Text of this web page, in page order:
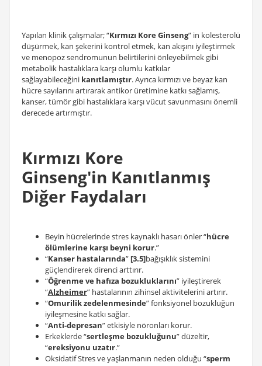
Yapılan klinik çalışmalar; “Kırmızı Kore Ginseng” in kolesterolü
düşürmek, kan şekerini kontrol etmek, kan akışını iyileştirmek
ve menopoz sendromunun belirtilerini önleyebilmek gibi
metabolik hastalıklara karşı olumlu katkılar
sağlayabileceğini kanıtlamıştır. Ayrıca kırmızı ve beyaz kan
hücre sayılarını artırarak antikor üretimine katkı sağlamış,
kanser, tümör gibi hastalıklara karşı vücut savunmasını önemli
derecede artırmıştır.
Kırmızı Kore
Ginseng'in Kanıtlanmış
Diğer Faydaları
Beyin hücrelerinde stres kaynaklı hasarı önler “hücre
ölümlerine karşı beyni korur.”
“Kanser hastalarında” [3.5]bağışıklık sistemini
güçlendirerek direnci arttırır.
“Öğrenme ve hafıza bozukluklarını” iyileştirerek
“Alzheimer” hastalarının zihinsel aktivitelerini artırır.
“Omurilik zedelenmesinde” fonksiyonel bozukluğun
iyileşmesine katkı sağlar.
“Anti-depresan” etkisiyle nöronları korur.
Erkeklerde “sertleşme bozukluğunu” düzeltir,
“ereksiyonu uzatır.”
Oksidatif Stres ve yaşlanmanın neden olduğu “sperm